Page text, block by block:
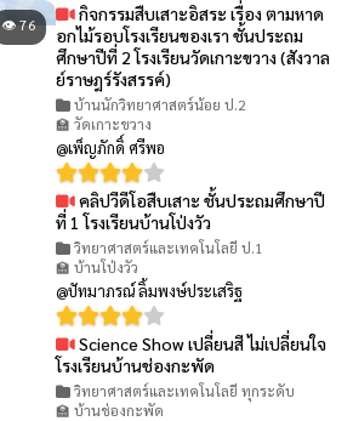
👁 76
กิจกรรมสืบเสาะอิสระ เรื่อง ตามหาด
อกไม้รอบโรงเรียนของเรา ชั้นประถม
ศึกษาปีที่ 2 โรงเรียนวัดเกาะขวาง (สังวาล
ย์ราษฎร์รังสรรค์)
บ้านนักวิทยาศาสตร์น้อย ป.2
🏫 วัดเกาะขวาง
@เพ็ญภักดิ์ ศรีพอ
คลิปวีดีโอสืบเสาะ ชั้นประถมศึกษาปี
ที่ 1 โรงเรียนบ้านโป่งวัว
วิทยาศาสตร์และเทคโนโลยี ป.1
🏫 บ้านโป่งวัว
@ปัทมาภรณ์ ลิ้มพงษ์ประเสริฐ
Science Show เปลี่ยนสี ไม่เปลี่ยนใจ
โรงเรียนบ้านช่องกะพัด
วิทยาศาสตร์และเทคโนโลยี ทุกระดับ
🏫 บ้านช่องกะพัด